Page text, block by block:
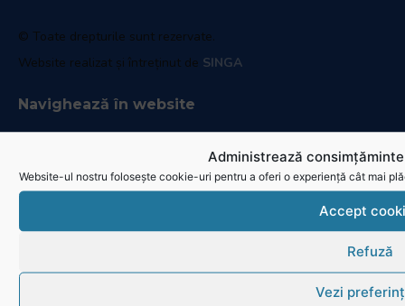
Administrează
Website-ul nostru folosește cookie-uri pentru a oferi o experiență cât mai
Accept
Refuză
Vezi
© Toate drepturile sunt rezervate.
Website realizat și întreținut de SINGA
Navighează în website
Transmisii live și reluări